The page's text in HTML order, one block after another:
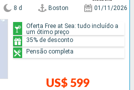
8 d Boston 01/11/2026
US$ 599
Oferta Free at Sea: tudo incluído a
um ótimo preço
35% de desconto
Pensão completa